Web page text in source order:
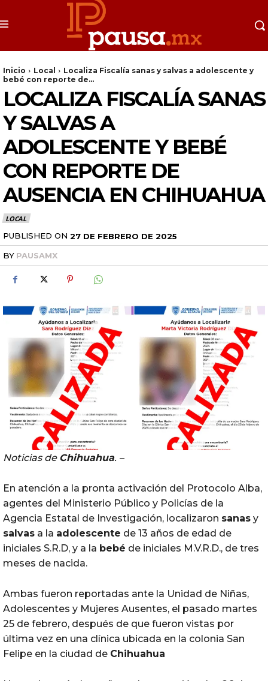
Inicio Local
Localiza Fiscalía sanas y salvas a adolescente y
bebé con reporte de...
LOCALIZA FISCALÍA SANAS
Y SALVAS A
ADOLESCENTE Y BEBÉ
CON REPORTE DE
AUSENCIA EN CHIHUAHUA
LOCAL
PUBLISHED ON 27 DE FEBRERO DE 2025
BY PAUSAMX
Noticias de Chihuahua. –
En atención a la pronta activación del Protocolo Alba,
agentes del Ministerio Público y Policías de la
Agencia Estatal de Investigación, localizaron sanas y
salvas a la adolescente de 13 años de edad de
iniciales S.R.D, y a la bebé de iniciales M.V.R.D., de tres
meses de nacida.
Ambas fueron reportadas ante la Unidad de Niñas,
Adolescentes y Mujeres Ausentes, el pasado martes
25 de febrero, después de que fueron vistas por
última vez en una clínica ubicada en la colonia San
Felipe en la ciudad de Chihuahua